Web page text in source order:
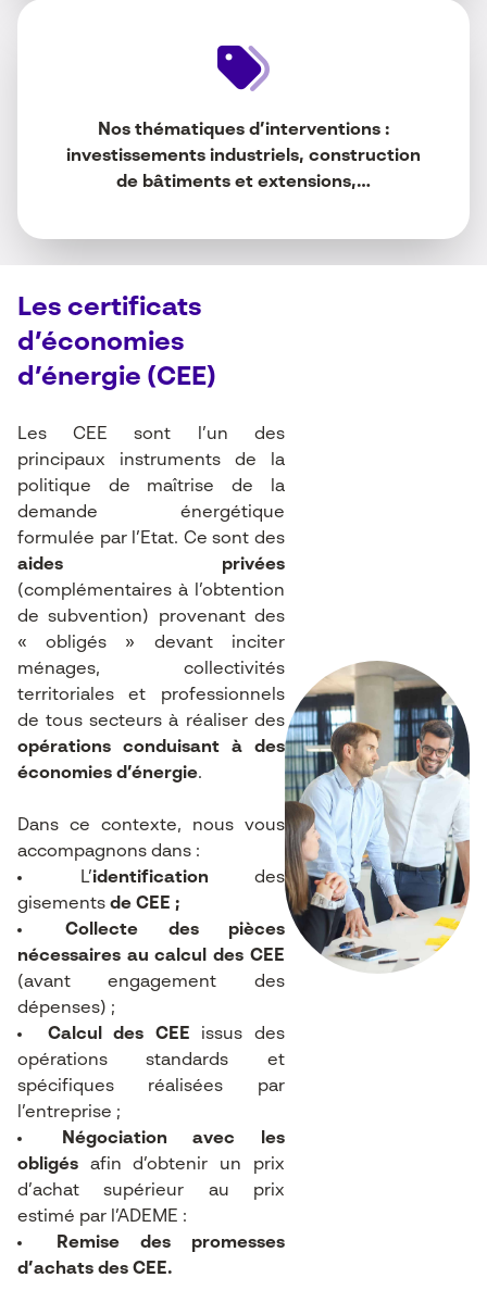
Nos thématiques d’interventions :
investissements industriels, construction
de bâtiments et extensions,…
Les certificats
d’économies
d’énergie (CEE)
Les CEE sont l’un des
principaux instruments de la
politique de maîtrise de la
demande énergétique
formulée par l’Etat. Ce sont des
aides privées
(complémentaires à l’obtention
de subvention) provenant des
« obligés » devant inciter
ménages, collectivités
territoriales et professionnels
de tous secteurs à réaliser des
opérations conduisant à des
économies d’énergie.
Dans ce contexte, nous vous
accompagnons dans :
L’identification des
gisements de CEE ;
Collecte des pièces
nécessaires au calcul des CEE
(avant engagement des
dépenses) ;
Calcul des CEE issus des
opérations standards et
spécifiques réalisées par
l’entreprise ;
Négociation avec les
obligés afin d’obtenir un prix
d’achat supérieur au prix
estimé par l’ADEME :
Remise des promesses
d’achats des CEE.